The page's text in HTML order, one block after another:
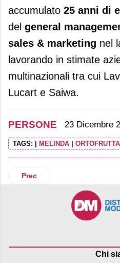
accumulato 25 anni di
del general
sales & marketing nel
lavorando in stimate
multinazionali tra cui
Lucart e Saiwa.
PERSONE 23 Dicembre
TAGS: | MELINDA | ORTOFRUTTA
Articolo precedente: Luca
Prec
Chi